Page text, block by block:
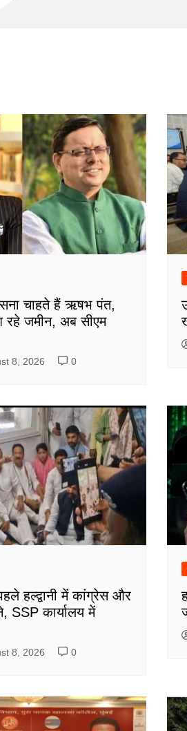
चाहते हैं ऋषभ पंत,
रहे जमीन, अब सीएम
8, 2026 0
हल्द्वानी में कांग्रेस और
SSP कार्यालय में
8, 2026 0